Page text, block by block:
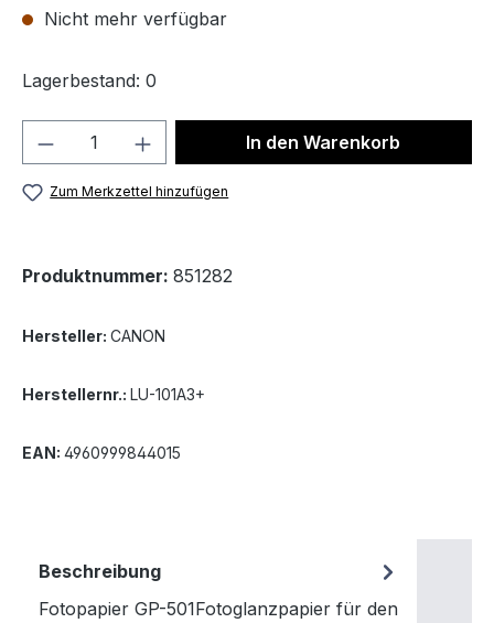
Nicht mehr verfügbar
Lagerbestand: 0
Produkt Anzahl: Gib denIn den Warenkorb
Zum Merkzettel hinzufügen
Produktnummer: 851282
Hersteller: CANON
Herstellernr.: LU-101A3+
EAN: 4960999844015
Beschreibung
Fotopapier GP-501Fotoglanzpapier für den